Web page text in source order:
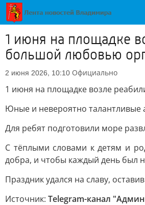
1 июня на площадке
большой любовью
2 июня 2026, 10:10 Официально
1 июня на площадке возле
Юные и невероятно талантливые
Для ребят подготовили море
С тёплыми словами к детям и
добра, и чтобы каждый день был
Праздник удался на славу,
Источник: Telegram-канал